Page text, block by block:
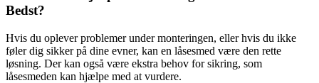
Bedst?
Hvis du oplever problemer under monteringen, eller hvis du ikke
føler dig sikker på dine evner, kan en låsesmed være den rette
løsning. Der kan også være ekstra behov for sikring, som
låsesmeden kan hjælpe med at vurdere.